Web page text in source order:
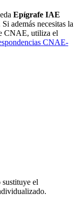
Epígrafe IAE
además necesitas la
CNAE, utiliza el
CNAE-
el